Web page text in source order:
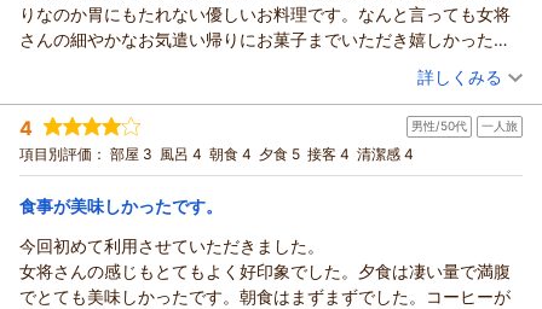
りなのか胃にもたれない優しいお料理です。なんと言っても女将
さんの細やかなお気遣い帰りにお菓子までいただき嬉しかったで
す、ありがとうございました。ペット連れに優しいゆっくりでき
（投稿日：2025/12/05）
宿泊時期： 2025年11月宿泊 (夫婦旅行)
投稿者： ぱぐ3才さん
宿泊プラン： 【ペットとお泊り（夕朝食付）】わんちゃん・ねこちゃん同伴
OK！大切な家族と素敵な想い出作り【会場食】
和室 朝・夕
宿泊価格帯： 14,001～15,000円(大人一人あたり/税込)
詳しくみる
4 男性/50代 一人旅
項目別評価： 部屋 3 風呂 4 朝食 4 夕食 5 接客 4 清潔感 4
食事が美味しかったです。
今回初めて利用させていただきました。
女将さんの感じもとてもよく好印象でした。夕食は凄い量で満腹
でとても美味しかったです。朝食はまずまずでした。コーヒーが